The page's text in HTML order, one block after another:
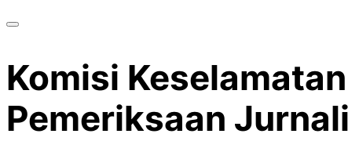
Komisi
Pemeriksaan